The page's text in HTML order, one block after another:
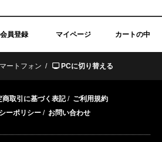
会員登録 マイページ カートの中
ートフォン / PCに切り替える
商取引に基づく表記/ ご利用規約
ーポリシー / お問い合わせ